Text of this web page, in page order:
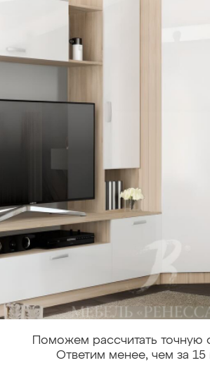
Поможем рассчитать точную
Ответим менее, чем за 15